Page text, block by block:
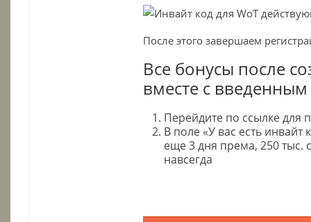
После этого завершаем
Все бонусы после
вместе с
Перейдите по ссылке
В поле «У вас есть инвайт
еще 3 дня према, 250 тыс.
навсегда